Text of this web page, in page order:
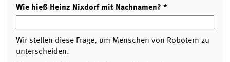
Wie hieß Heinz Nixdorf mit Nachnamen? *
Wir stellen diese Frage, um Menschen von Robotern zu
unterscheiden.